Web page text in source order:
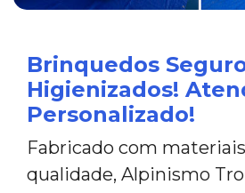
Brinquedos
Higienizados!
Personalizado!
Fabricado com
qualidade, Alpinismo